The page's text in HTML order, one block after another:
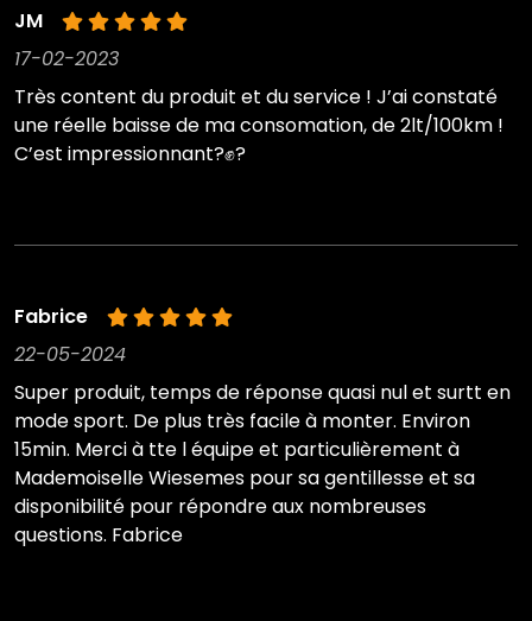
JM
17-02-2023
Très content du produit et du service ! J’ai constaté
une réelle baisse de ma consomation, de 2lt/100km !
C’est impressionnant?✊?
Fabrice
22-05-2024
Super produit, temps de réponse quasi nul et surtt en
mode sport. De plus très facile à monter. Environ
15min. Merci à tte l équipe et particulièrement à
Mademoiselle Wiesemes pour sa gentillesse et sa
disponibilité pour répondre aux nombreuses
questions. Fabrice